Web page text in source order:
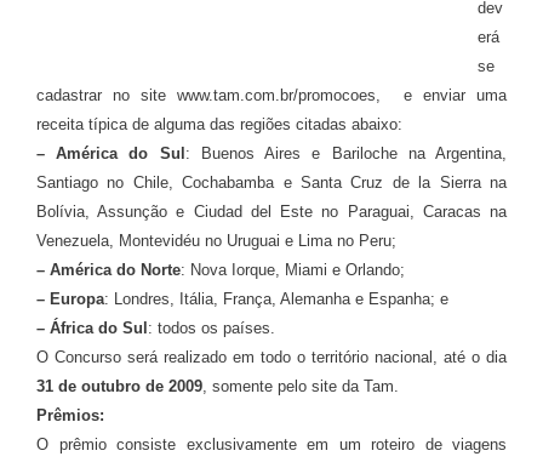
dev
erá
se
cadastrar no site www.tam.com.br/promocoes,
e enviar uma
receita típica de alguma das regiões citadas abaixo:
– América do Sul : Buenos Aires e Bariloche na Argentina,
Santiago no Chile, Cochabamba e Santa Cruz de la Sierra na
Bolívia, Assunção e Ciudad del Este no Paraguai, Caracas na
Venezuela, Montevidéu no Uruguai e Lima no Peru;
– América do Norte: Nova Iorque, Miami e Orlando;
– Europa: Londres, Itália, França, Alemanha e Espanha; e
– África do Sul : todos os países.
O Concurso será realizado em todo o território nacional, até o dia
31 de outubro de 2009, somente pelo site da Tam.
Prêmios:
O prêmio consiste exclusivamente em um roteiro de viagens